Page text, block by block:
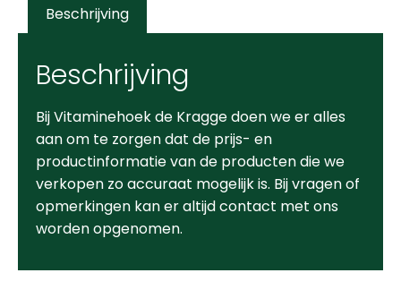
Beschrijving
Beschrijving
Bij Vitaminehoek de Kragge doen we er alles
aan om te zorgen dat de prijs- en
productinformatie van de producten die we
verkopen zo accuraat mogelijk is. Bij vragen of
opmerkingen kan er altijd contact met ons
worden opgenomen.